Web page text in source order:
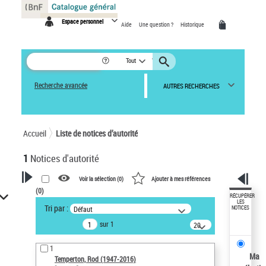
Espace personnel Aide Une question ? Historique
Tout
Recherche avancée AUTRES RECHERCHES
Accueil Liste de notices d’autorité
1 Notices d'autorité
VOTRE RECHERCHE
Recherche avancée dans les
notices d’autorité
Œuvres liées à l'auteur :
Temperton, Rod (1947-2016)
Voir la sélection (0) Ajouter à mes références
(0)
Tri par : Défaut
sur 1
20
résultats/page
1
Temperton, Rod (1947-2016)
RÉCUPÉRER
LES
NOTICES
Ma
Panneau de gestion des cookies